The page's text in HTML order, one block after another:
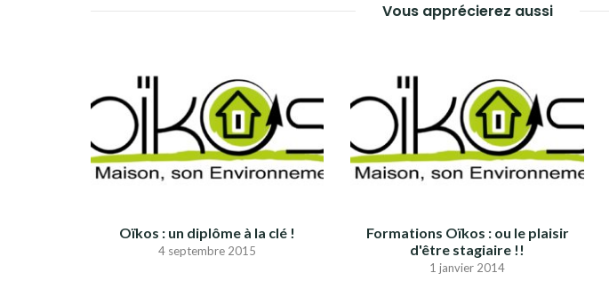
Vous apprécierez aussi
Oïkos : un diplôme à la clé !
4 septembre 2015
Formations Oïkos : ou le plaisir
d'être stagiaire !!
1 janvier 2014